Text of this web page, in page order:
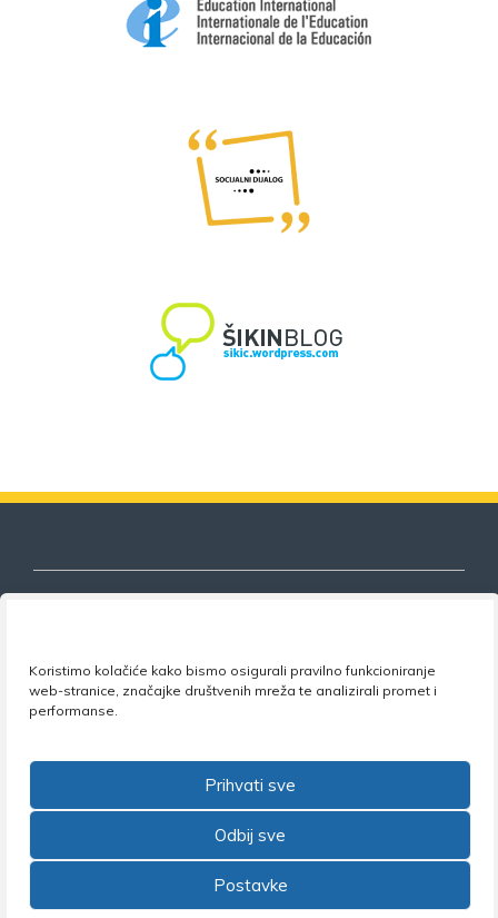
Koristimo kolačiće kako bismo osigurali pravilno funkcioniranje
web-stranice, značajke društvenih mreža te analizirali promet i
performanse.
Prihvati sve
Odbij sve
Postavke
Nezavisni sindikat znanosti i visokog
obrazovanja
Zagreb •Tel: +385 1 4847 337 •Email: uprava@nsz.hr
©2026 Nezavisni sindikat znanosti i visokog obrazovanja